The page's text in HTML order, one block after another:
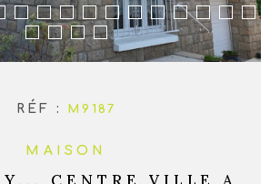
RÉF : M9187
MAISON